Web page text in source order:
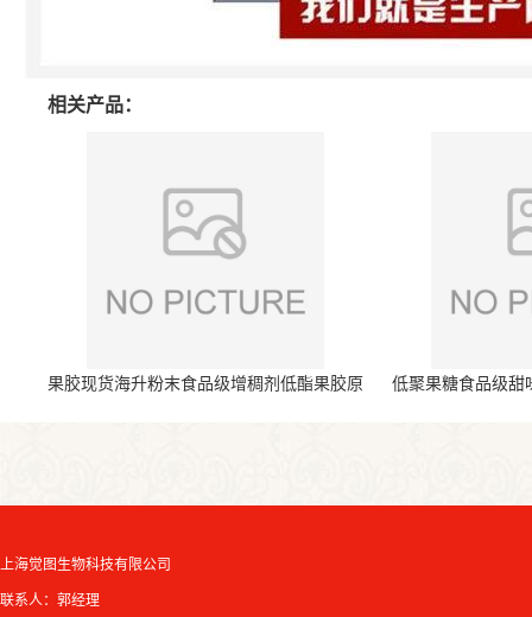
相关产品：
果胶现货海升粉末食品级增稠剂低酯果胶原
低聚果糖食品级甜
上海觉图生物科技有限公司
联系人：郭经理